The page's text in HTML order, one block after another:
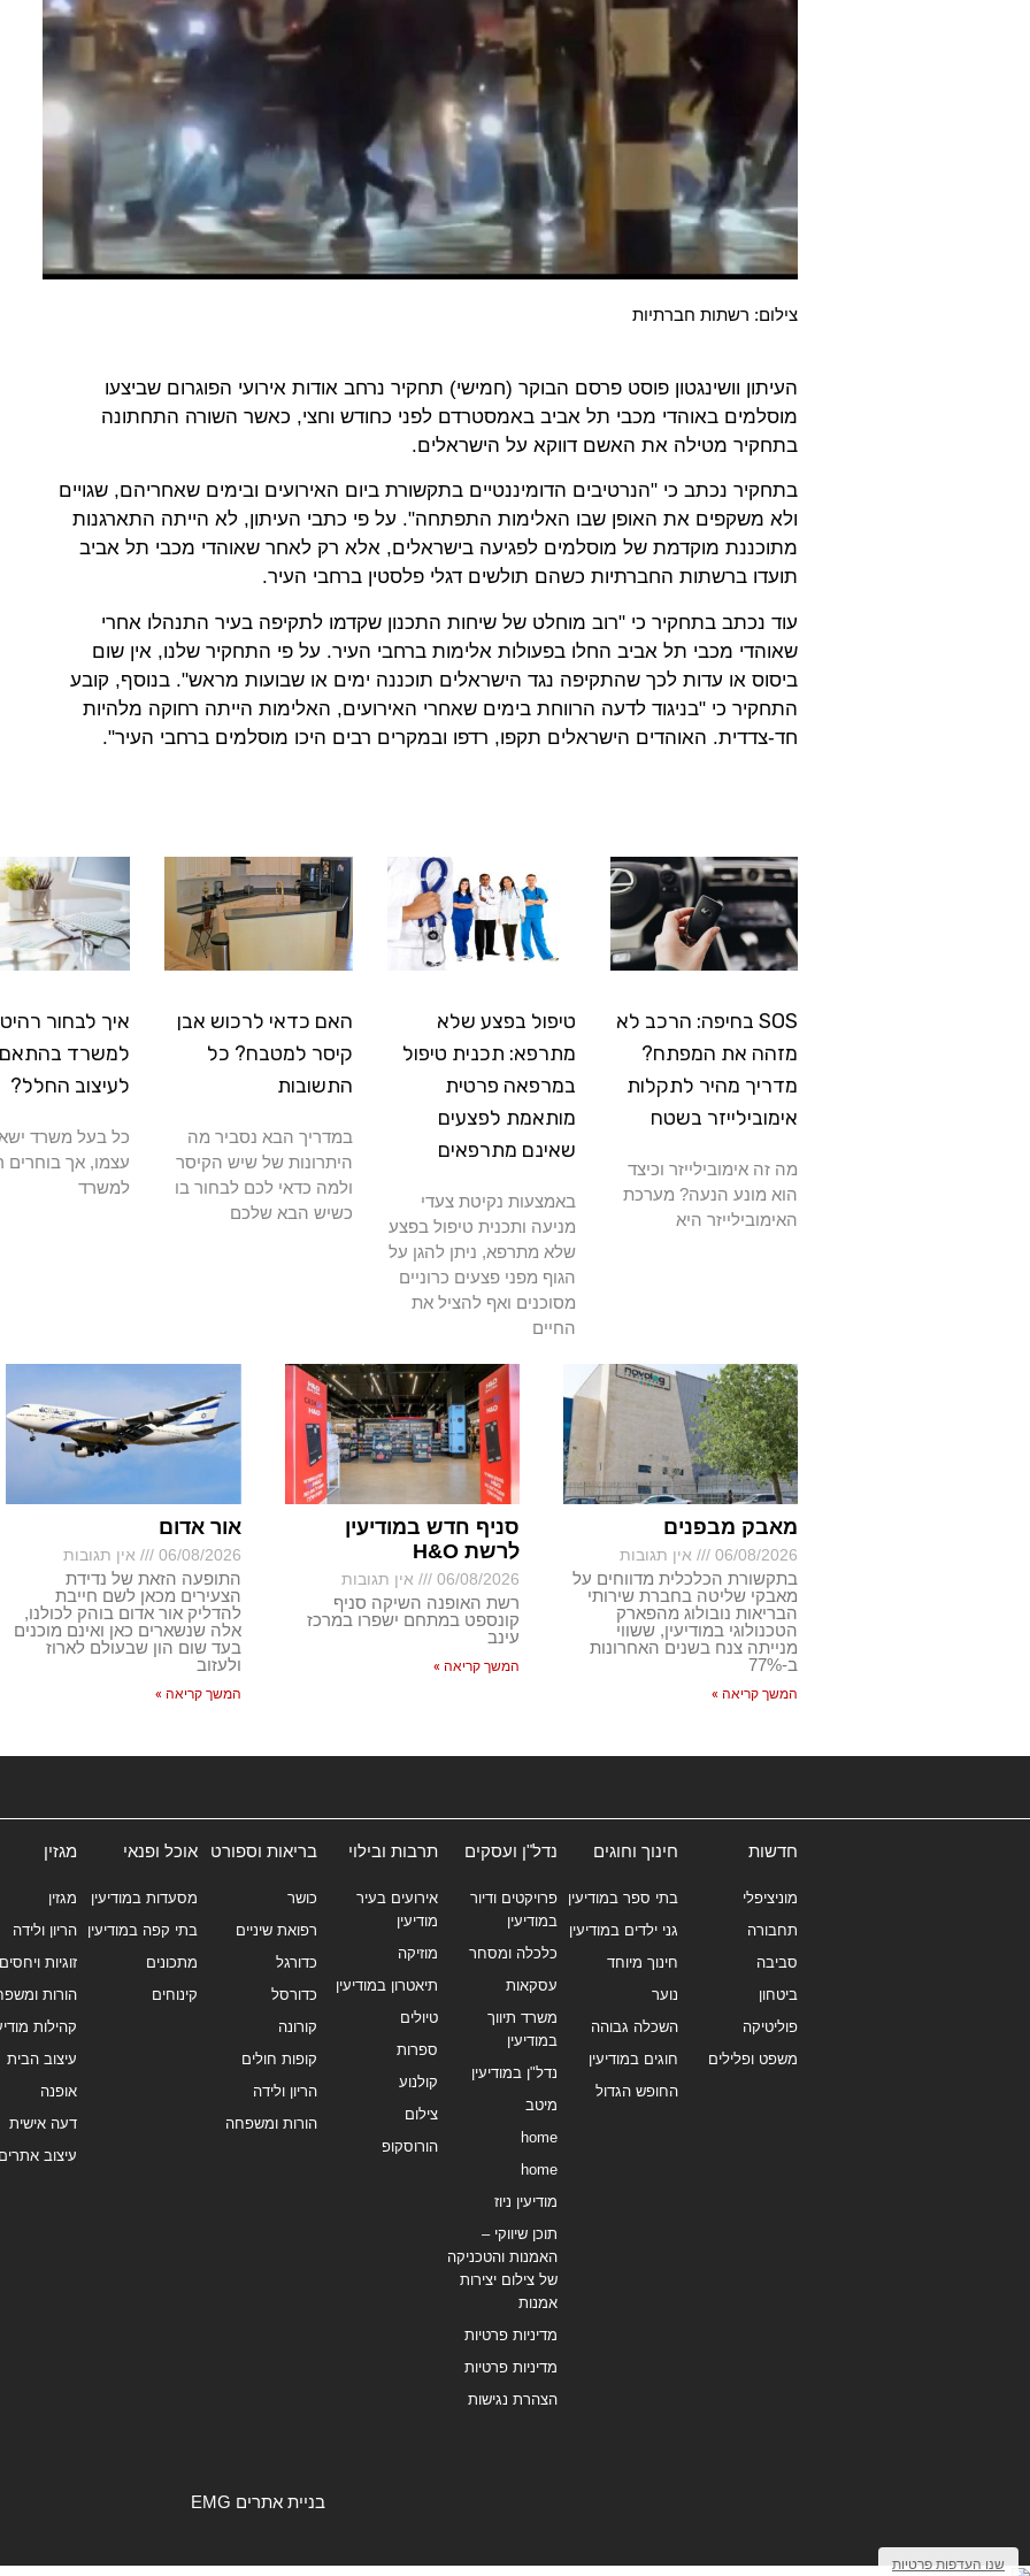
צילום: רשתות חברתיות
העיתון וושינגטון פוסט פרסם הבוקר (חמישי) תחקיר נרחב אודות אירועי הפוגרום שביצעו
מוסלמים באוהדי מכבי תל אביב באמסטרדם לפני כחודש וחצי, כאשר השורה התחתונה
בתחקיר מטילה את האשם דווקא על הישראלים.
בתחקיר נכתב כי "הנרטיבים הדומיננטיים בתקשורת ביום האירועים ובימים שאחריהם, שגויים
ולא משקפים את האופן שבו האלימות התפתחה". על פי כתבי העיתון, לא הייתה התארגנות
מתוכננת מוקדמת של מוסלמים לפגיעה בישראלים, אלא רק לאחר שאוהדי מכבי תל אביב
תועדו ברשתות החברתיות כשהם תולשים דגלי פלסטין ברחבי העיר.
עוד נכתב בתחקיר כי "רוב מוחלט של שיחות התכנון שקדמו לתקיפה בעיר התנהלו אחרי
שאוהדי מכבי תל אביב החלו בפעולות אלימות ברחבי העיר. על פי התחקיר שלנו, אין שום
ביסוס או עדות לכך שהתקיפה נגד הישראלים תוכננה ימים או שבועות מראש". בנוסף, קובע
התחקיר כי "בניגוד לדעה הרווחת בימים שאחרי האירועים, האלימות הייתה רחוקה מלהיות
חד-צדדית. האוהדים הישראלים תקפו, רדפו ובמקרים רבים היכו מוסלמים ברחבי העיר".
SOS בחיפה: הרכב לא
מזהה את המפתח?
מדריך מהיר לתקלות
אימובילייזר בשטח
מה זה אימובילייזר וכיצד
הוא מונע הנעה? מערכת
האימובילייזר היא
טיפול בפצע שלא
מתרפא: תכנית טיפול
במרפאה פרטית
מותאמת לפצעים
שאינם מתרפאים
באמצעות נקיטת צעדי
מניעה ותכנית טיפול בפצע
שלא מתרפא, ניתן להגן על
הגוף מפני פצעים כרוניים
מסוכנים ואף להציל את
החיים
האם כדאי לרכוש אבן
קיסר למטבח? כל
התשובות
במדריך הבא נסביר מה
היתרונות של שיש הקיסר
ולמה כדאי לכם לבחור בו
כשיש הבא שלכם
איך לבחור
למשרד
לעיצוב החלל?
כל בעל משרד
עצמו, אך בוחרים
למשרד
מאבק מבפנים
06/08/2026 אין תגובות
בתקשורת הכלכלית מדווחים על
מאבקי שליטה בחברת שירותי
הבריאות נובולוג מהפארק
הטכנולוגי במודיעין, ששווי
מנייתה צנח בשנים האחרונות
ב-77%
המשך קריאה »
סניף חדש במודיעין
לרשת H&O
06/08/2026 אין תגובות
רשת האופנה השיקה סניף
קונספט במתחם ישפרו במרכז
עינב
המשך קריאה »
אור אדום
06/08/2026 אין תגובות
התופעה הזאת של נדידת
הצעירים מכאן לשם חייבת
להדליק אור אדום בוהק לכולנו,
אלה שנשארים כאן ואינם מוכנים
בעד שום הון שבעולם לארוז
ולעזוב
המשך קריאה »
חדשות
מוניציפלי
תחבורה
סביבה
ביטחון
פוליטיקה
משפט ופלילים
חינוך וחוגים
בתי ספר במודיעין
גני ילדים במודיעין
חינוך מיוחד
נוער
השכלה גבוהה
חוגים במודיעין
החופש הגדול
נדל"ן ועסקים
פרויקטים ודיור
במודיעין
כלכלה ומסחר
עסקאות
משרד תיווך
במודיעין
נדל"ן במודיעין
מיטב
home
home
מודיעין ניוז
תוכן שיווקי –
האמנות והטכניקה
של צילום יצירות
אמנות
מדיניות פרטיות
מדיניות פרטיות
הצהרת נגישות
תרבות ובילוי
אירועים בעיר
מודיעין
מוזיקה
תיאטרון במודיעין
טיולים
ספרות
קולנוע
צילום
הורוסקופ
בריאות וספורט
כושר
רפואת שיניים
כדורגל
כדורסל
קורונה
קופות חולים
הריון ולידה
הורות ומשפחה
אוכל ופנאי
מסעדות במודיעין
בתי קפה במודיעין
מתכונים
קינוחים
מגזין
מגזין
הריון ולידה
זוגיות ויחסים
הורות
קהילות
עיצוב הבית
אופנה
דעה אישית
עיצוב
בניית אתרים EMG
שנו העדפות פרטיות